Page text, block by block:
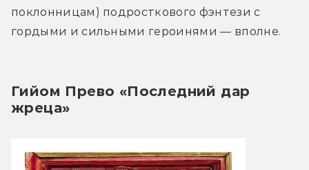
поклонницам) подросткового фэнтези с
гордыми и сильными героинями — вполне.
Гийом Прево «Последний дар
жреца»